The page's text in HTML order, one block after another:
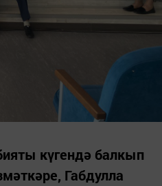
күгендә балкып
Габдулла